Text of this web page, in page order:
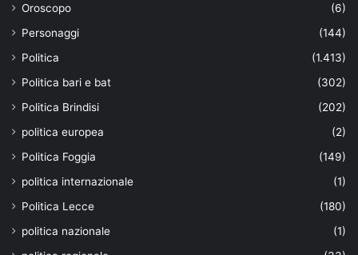
Oroscopo
(6)
Personaggi
(144)
Politica
(1.413)
Politica bari e bat
(302)
Politica Brindisi
(202)
politica europea
(2)
Politica Foggia
(149)
politica internazionale
(1)
Politica Lecce
(180)
politica nazionale
(1)